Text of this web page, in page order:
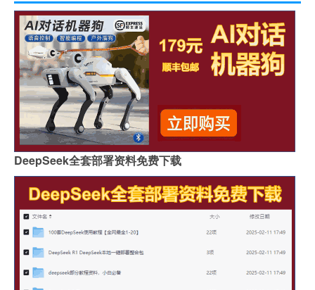
DeepSeek全套部署资料免费下载